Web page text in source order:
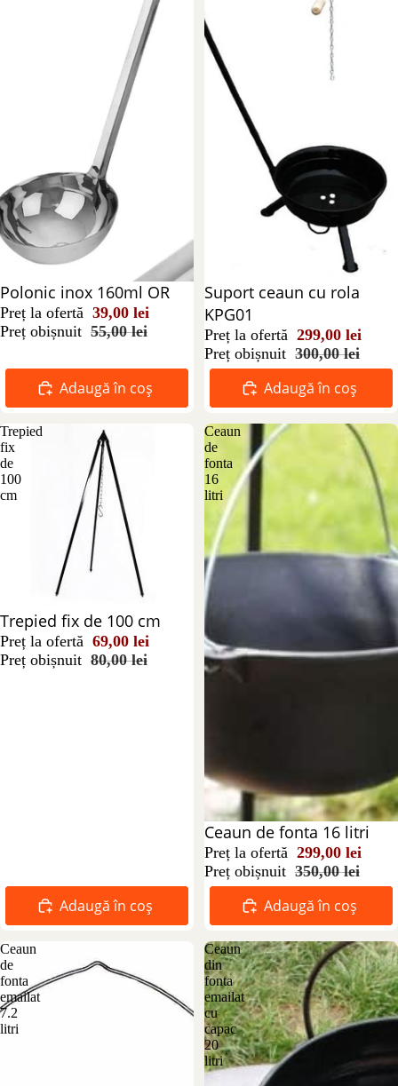
Reducere 29%
Polonic inox 160ml OR
Preț la ofertă 39,00 lei
Preț obișnuit 55,00 lei
Adaugă în coș
Reducere 0%
Suport ceaun cu rola
KPG01
Preț la ofertă 299,00 lei
Preț obișnuit 300,00 lei
Adaugă în coș
Trepied
fix
de
100
cm
Reducere 14%
Trepied fix de 100 cm
Preț la ofertă 69,00 lei
Preț obișnuit 80,00 lei
Adaugă în coș
Ceaun
de
fonta
16
litri
Reducere 15%
Ceaun de fonta 16 litri
Preț la ofertă 299,00 lei
Preț obișnuit 350,00 lei
Adaugă în coș
Ceaun
de
fonta
emailat
7.2
litri
Ceaun
din
fonta
emailat
cu
capac
20
litri